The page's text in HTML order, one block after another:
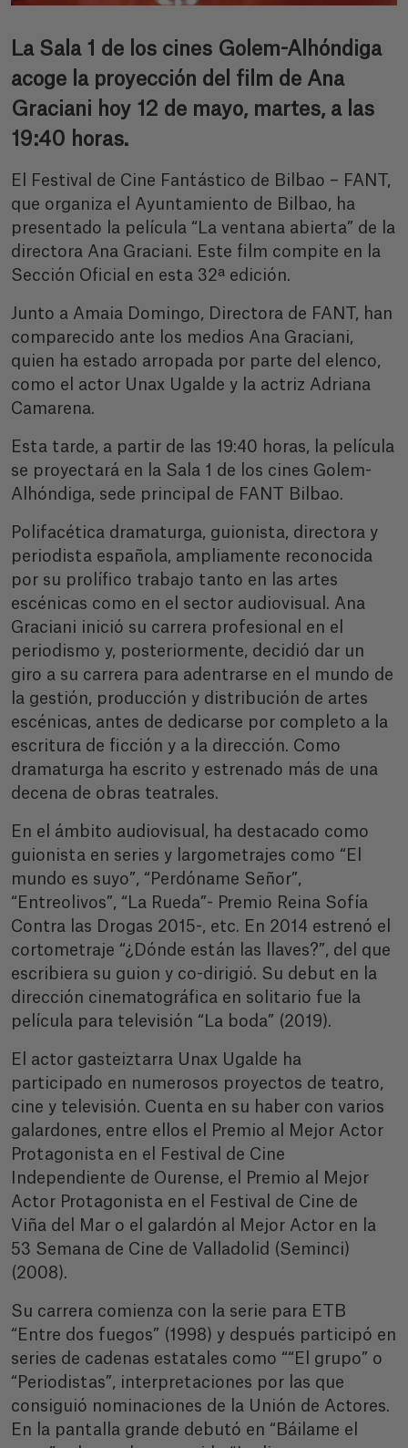
La Sala 1 de los cines Golem-Alhóndiga
acoge la proyección del film de Ana
Graciani hoy 12 de mayo, martes, a las
19:40 horas.
El Festival de Cine Fantástico de Bilbao – FANT,
que organiza el Ayuntamiento de Bilbao, ha
presentado la película “La ventana abierta” de la
directora Ana Graciani. Este film compite en la
Sección Oficial en esta 32ª edición.
Junto a Amaia Domingo, Directora de FANT, han
comparecido ante los medios Ana Graciani,
quien ha estado arropada por parte del elenco,
como el actor Unax Ugalde y la actriz Adriana
Camarena.
Esta tarde, a partir de las 19:40 horas, la película
se proyectará en la Sala 1 de los cines Golem-
Alhóndiga, sede principal de FANT Bilbao.
Polifacética dramaturga, guionista, directora y
periodista española, ampliamente reconocida
por su prolífico trabajo tanto en las artes
escénicas como en el sector audiovisual. Ana
Graciani inició su carrera profesional en el
periodismo y, posteriormente, decidió dar un
giro a su carrera para adentrarse en el mundo de
la gestión, producción y distribución de artes
escénicas, antes de dedicarse por completo a la
escritura de ficción y a la dirección. Como
dramaturga ha escrito y estrenado más de una
decena de obras teatrales.
En el ámbito audiovisual, ha destacado como
guionista en series y largometrajes como “El
mundo es suyo”, “Perdóname Señor”,
“Entreolivos”, “La Rueda”- Premio Reina Sofía
Contra las Drogas 2015-, etc. En 2014 estrenó el
cortometraje “¿Dónde están las llaves?”, del que
escribiera su guion y co-dirigió. Su debut en la
dirección cinematográfica en solitario fue la
película para televisión “La boda” (2019).
El actor gasteiztarra Unax Ugalde ha
participado en numerosos proyectos de teatro,
cine y televisión. Cuenta en su haber con varios
galardones, entre ellos el Premio al Mejor Actor
Protagonista en el Festival de Cine
Independiente de Ourense, el Premio al Mejor
Actor Protagonista en el Festival de Cine de
Viña del Mar o el galardón al Mejor Actor en la
53 Semana de Cine de Valladolid (Seminci)
(2008).
Su carrera comienza con la serie para ETB
“Entre dos fuegos” (1998) y después participó en
series de cadenas estatales como ““El grupo” o
“Periodistas”, interpretaciones por las que
consiguió nominaciones de la Unión de Actores.
En la pantalla grande debutó en “Báilame el